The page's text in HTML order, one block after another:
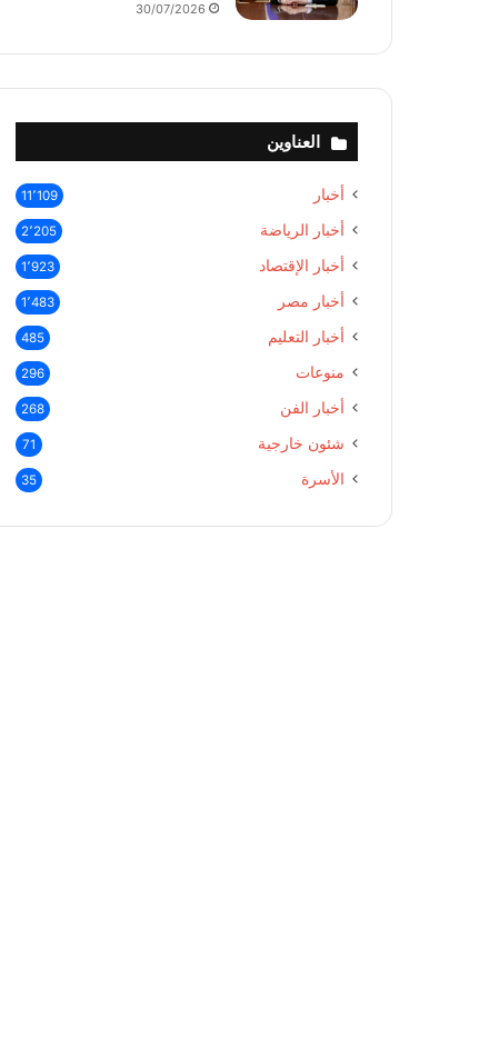
30/07/2026
العناوين
أخبار 11٬109
أخبار الرياضة 2٬205
أخبار الإقتصاد 1٬923
أخبار مصر 1٬483
أخبار التعليم 485
منوعات 296
أخبار الفن 268
شئون خارجية 71
الأسرة 35